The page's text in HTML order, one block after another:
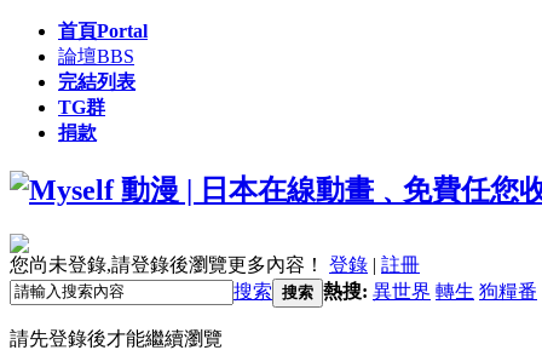
首頁Portal
論壇BBS
完結列表
TG群
捐款
您尚未登錄,請登錄後瀏覽更多內容！ 登錄 | 註冊
搜索 搜索 熱搜: 異世界 轉生 狗糧番
請先登錄後才能繼續瀏覽